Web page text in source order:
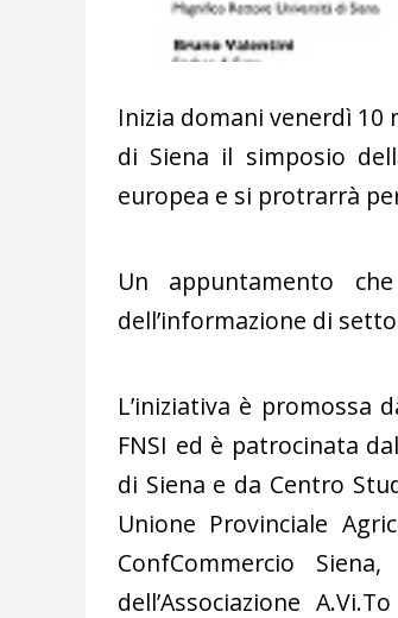
Inizia domani venerdì 10
di Siena il simposio
europea e si protrarrà
Un appuntamento
dell’informazione di
L’iniziativa è promossa
FNSI ed è patrocinata
di Siena e da Centro
Unione Provinciale
ConfCommercio
dell’Associazione